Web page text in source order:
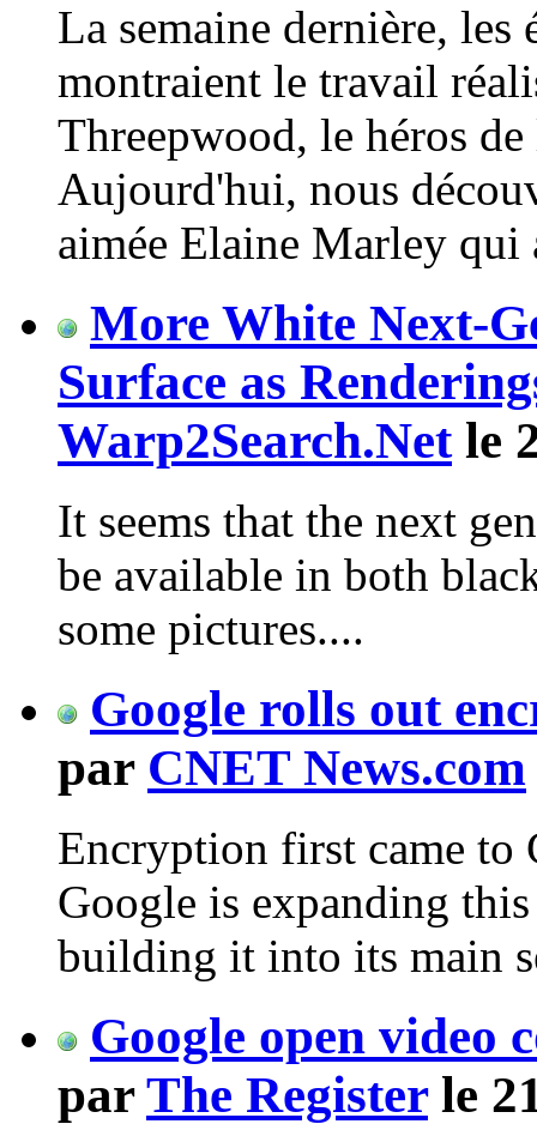
La semaine dernière, les
montraient le travail
Threepwood, le héros
Aujourd'hui, nous
aimée Elaine Marley qui
More White Next-
Surface as
Warp2Search.Netle
It seems that the next
be available in both
some pictures....
Google rolls out
par CNET News.com
Encryption first came to
Google is expanding
building it into its main
Google open video
parThe Registerle